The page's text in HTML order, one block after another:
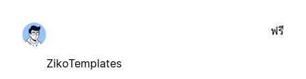
ZikoTemplates
ฟรี